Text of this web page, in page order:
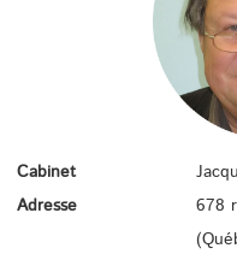
Cabinet
Adresse
678